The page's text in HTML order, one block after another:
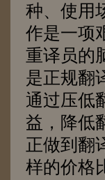
种、使用
作是一项
重译员的
是正规翻
通过压低
益，降低
正做到翻
样的价格